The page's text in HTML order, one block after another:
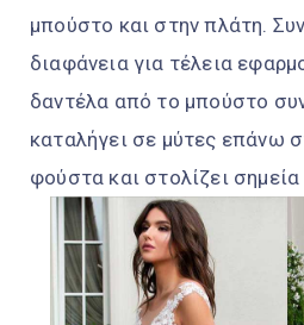
μπούστο και στην πλάτη.
διαφάνεια για τέλεια
δαντέλα από το μπούστο
καταλήγει σε μύτες επάνω
φούστα και στολίζει